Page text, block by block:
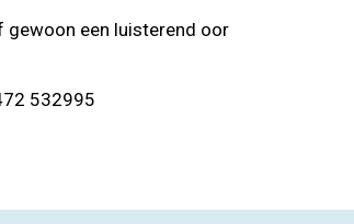
gewoon een luisterend oor
532995